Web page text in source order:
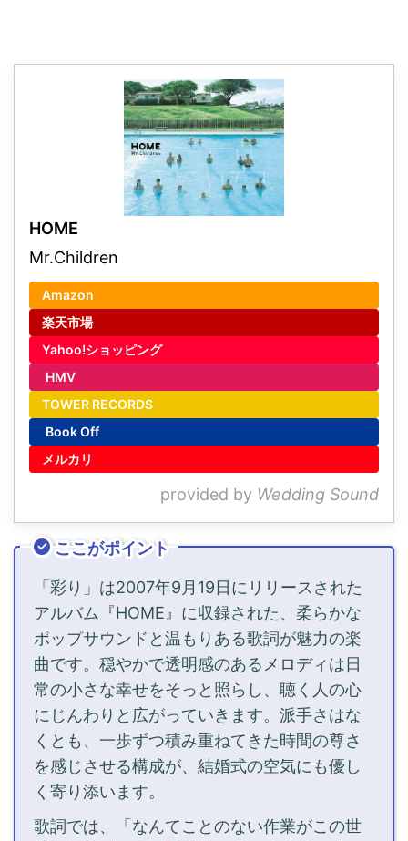
HOME
Mr.Children
Amazon
楽天市場
Yahoo!ショッピング
HMV
TOWER RECORDS
Book Off
メルカリ
provided by Wedding Sound
ここがポイント
「彩り」は2007年9月19日にリリースされた
アルバム『HOME』に収録された、柔らかな
ポップサウンドと温もりある歌詞が魅力の楽
曲です。穏やかで透明感のあるメロディは日
常の小さな幸せをそっと照らし、聴く人の心
にじんわりと広がっていきます。派手さはな
くとも、一歩ずつ積み重ねてきた時間の尊さ
を感じさせる構成が、結婚式の空気にも優し
く寄り添います。
歌詞では、「なんてことのない作業がこの世